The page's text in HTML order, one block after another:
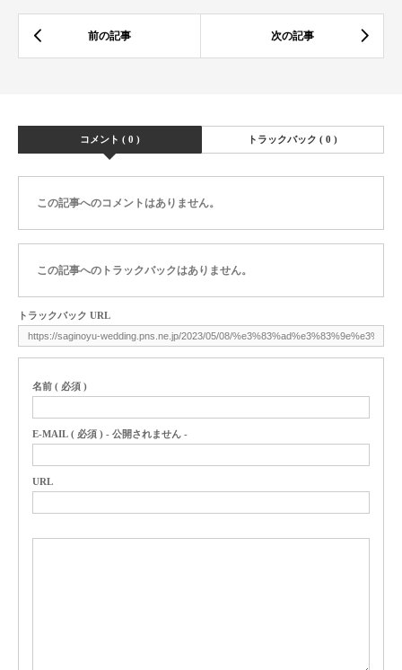
コメント ( 0 ) トラックバック ( 0 )
この記事へのコメントはありません。
この記事へのトラックバックはありません。
トラックバック URL
名前 ( 必須 )
E-MAIL ( 必須 ) - 公開されません -
URL